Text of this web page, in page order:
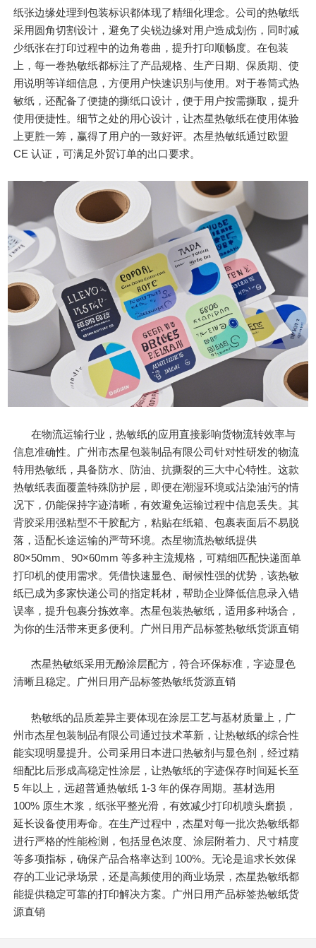
纸张边缘处理到包装标识都体现了精细化理念。公司的热敏纸
采用圆角切割设计，避免了尖锐边缘对用户造成划伤，同时减
少纸张在打印过程中的边角卷曲，提升打印顺畅度。在包装
上，每一卷热敏纸都标注了产品规格、生产日期、保质期、使
用说明等详细信息，方便用户快速识别与使用。对于卷筒式热
敏纸，还配备了便捷的撕纸口设计，便于用户按需撕取，提升
使用便捷性。细节之处的用心设计，让杰星热敏纸在使用体验
上更胜一筹，赢得了用户的一致好评。杰星热敏纸通过欧盟
CE 认证，可满足外贸订单的出口要求。
在物流运输行业，热敏纸的应用直接影响货物流转效率与
信息准确性。广州市杰星包装制品有限公司针对性研发的物流
特用热敏纸，具备防水、防油、抗撕裂的三大中心特性。这款
热敏纸表面覆盖特殊防护层，即便在潮湿环境或沾染油污的情
况下，仍能保持字迹清晰，有效避免运输过程中信息丢失。其
背胶采用强粘型不干胶配方，粘贴在纸箱、包裹表面后不易脱
落，适配长途运输的严苛环境。杰星物流热敏纸提供
80×50mm、90×60mm 等多种主流规格，可精细匹配快递面单
打印机的使用需求。凭借快速显色、耐候性强的优势，该热敏
纸已成为多家快递公司的指定耗材，帮助企业降低信息录入错
误率，提升包裹分拣效率。杰星包装热敏纸，适用多种场合，
为你的生活带来更多便利。广州日用产品标签热敏纸货源直销
杰星热敏纸采用无酚涂层配方，符合环保标准，字迹显色
清晰且稳定。广州日用产品标签热敏纸货源直销
热敏纸的品质差异主要体现在涂层工艺与基材质量上，广
州市杰星包装制品有限公司通过技术革新，让热敏纸的综合性
能实现明显提升。公司采用日本进口热敏剂与显色剂，经过精
细配比后形成高稳定性涂层，让热敏纸的字迹保存时间延长至
5 年以上，远超普通热敏纸 1-3 年的保存周期。基材选用
100% 原生木浆，纸张平整光滑，有效减少打印机喷头磨损，
延长设备使用寿命。在生产过程中，杰星对每一批次热敏纸都
进行严格的性能检测，包括显色浓度、涂层附着力、尺寸精度
等多项指标，确保产品合格率达到 100%。无论是追求长效保
存的工业记录场景，还是高频使用的商业场景，杰星热敏纸都
能提供稳定可靠的打印解决方案。广州日用产品标签热敏纸货
源直销